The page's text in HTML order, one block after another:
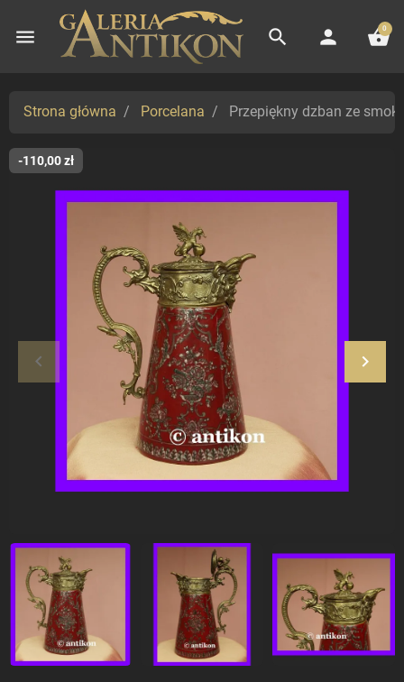
menu search person shopping_basket
0
Strona główna Porcelana Przepiękny dzban ze
-110,00 zł
Poprzedni
keyboard_arrow_left keyboard_arrow_right